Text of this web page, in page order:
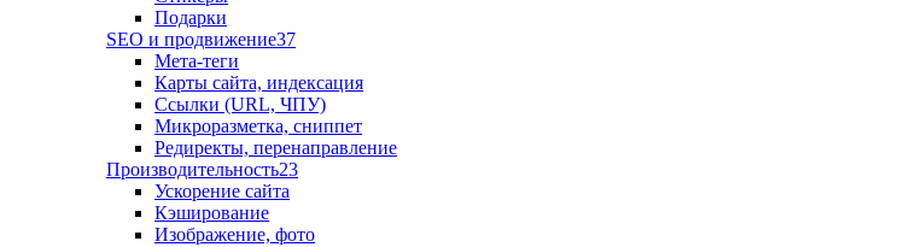
Подарки
SEO и продвижение37
Мета-теги
Карты сайта, индексация
Ссылки (URL, ЧПУ)
Микроразметка, сниппет
Редиректы, перенаправление
Производительность23
Ускорение сайта
Кэширование
Изображение, фото